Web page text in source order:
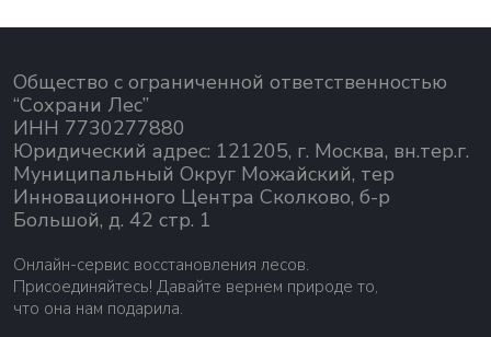
Общество с ограниченной ответственностью
“Сохрани Лес”
ИНН 7730277880
Юридический адрес: 121205, г. Москва, вн.тер.г.
Муниципальный Округ Можайский, тер
Инновационного Центра Сколково, б-р
Большой, д. 42 стр. 1
Онлайн-сервис восстановления лесов.
Присоединяйтесь! Давайте вернем природе то,
что она нам подарила.